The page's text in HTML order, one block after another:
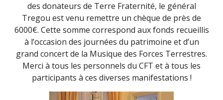
des donateurs de Terre Fraternité, le général
Tregou est venu remettre un chèque de près de
6000€. Cette somme correspond aux fonds recueillis
à l’occasion des journées du patrimoine et d’un
grand concert de la Musique des Forces Terrestres.
Merci à tous les personnels du CFT et à tous les
participants à ces diverses manifestations !